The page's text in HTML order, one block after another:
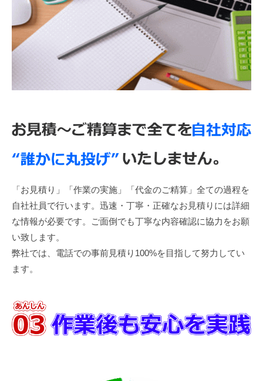
「お見積り」「作業の実施」「代金のご精算」全ての過程を
自社社員で行います。迅速・丁寧・正確なお見積りには詳細
な情報が必要です。ご面倒でも丁寧な内容確認に協力をお願
い致します。
弊社では、電話での事前見積り100%を目指して努力してい
ます。